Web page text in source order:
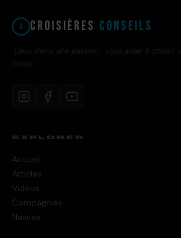
Croisières Conseils
"Deux mecs, une passion : vous aider à choisir
rêves."
EXPLORER
Accueil
Articles
Vidéos
Compagnies
Navires